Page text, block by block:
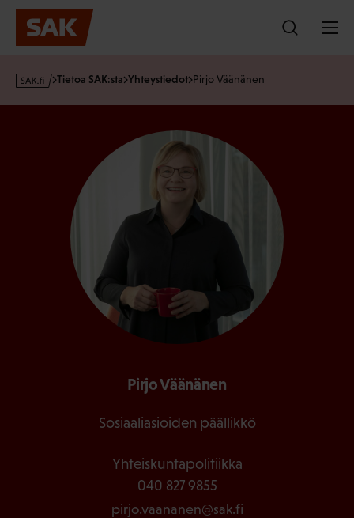
Hyppää
sisältöön
s
Tietoa SAK:sta Yhteystiedot Pirjo Väänänen
Pirjo Väänänen
Sosiaaliasioiden päällikkö
Yhteiskuntapolitiikka
040 827 9855
pirjo.vaananen@sak.fi